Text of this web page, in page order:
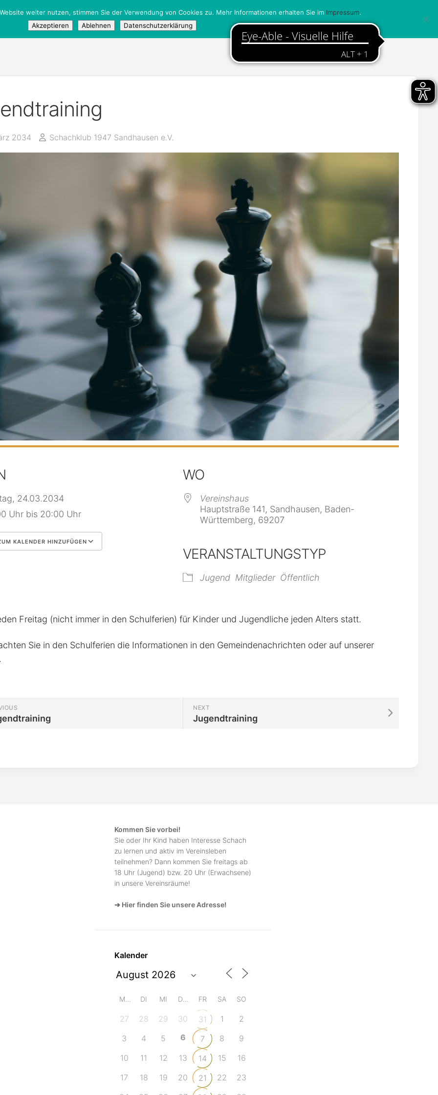
Jugendmeisterschaft
/Öffentlich
2034 Schachklub 1947 Sandhausen e.V.
24.03.2034
Uhr bis 20:00 Uhr
KALENDER HINZUFÜGEN
iCalendar
WO
Vereinshaus
Hauptstraße 141, Sandhausen, Baden-
Württemberg, 69207
VERANSTALTUNGSTYP
Jugend Mitglieder Öffentlich
Freitag (nicht immer in den Schulferien) für Kinder und Jugendliche jeden Alters statt.
Sie in den Schulferien die Informationen in den Gemeindenachrichten oder auf unserer
NEXT
Jugendtraining
Kommen Sie vorbei!
Sie oder Ihr Kind haben Interesse Schach
zu lernen und aktiv im Vereinsleben
teilnehmen? Dann kommen Sie freitags ab
18 Uhr (Jugend) bzw. 20 Uhr (Erwachsene)
in unsere Vereinsräume!
➔ Hier finden Sie unsere Adresse!
Kalender
MO DI MI DO FR SA SO
27 28 29 30 31 1
2
3
4 5 6 7 8
9
10
11 12 13 14 15
16
17
18 19 20 21 22
23
weiter nutzen, stimmen Sie der Verwendung von Cookies zu. Mehr Informationen erhalten Sie im Impressum.
Akzeptieren
Ablehnen Datenschutzerklärung